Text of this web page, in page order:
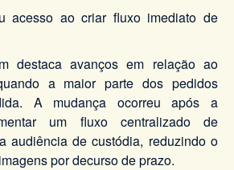
acesso ao criar fluxo imediato de
destaca avanços em relação ao
a maior parte dos pedidos
A mudança ocorreu após a
um fluxo centralizado de
audiência de custódia, reduzindo o
por decurso de prazo.